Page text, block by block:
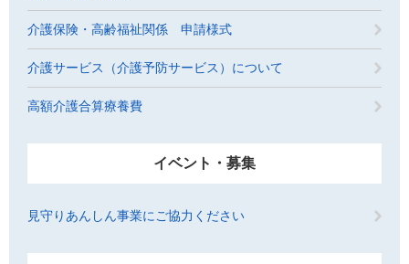
介護保険・高齢福祉関係 申請様式
介護サービス（介護予防サービス）について
高額介護合算療養費
イベント・募集
見守りあんしん事業にご協力ください